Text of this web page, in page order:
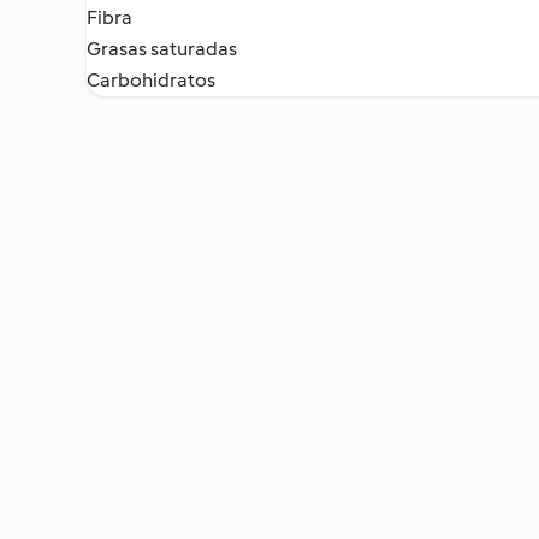
Fibra
Grasas saturadas
Carbohidratos